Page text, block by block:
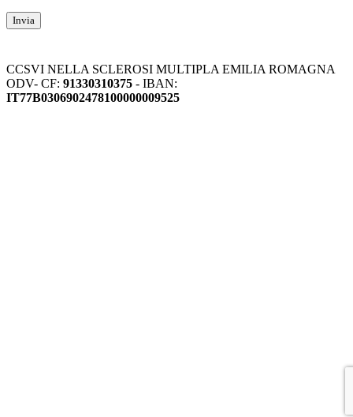
CCSVI NELLA SCLEROSI MULTIPLA EMILIA ROMAGNA
ODV- CF: 91330310375 - IBAN:
IT77B0306902478100000009525